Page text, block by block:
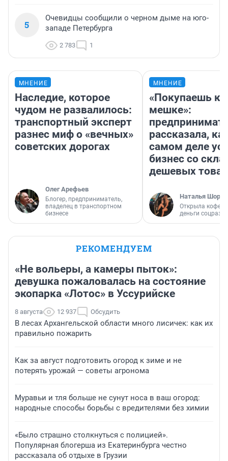
5
Очевидцы сообщили о черном дыме на юго-
западе Петербурга
2 783 1
МНЕНИЕ
Наследие, которое
чудом не развалилось:
транспортный эксперт
разнес миф о «вечных»
советских дорогах
Олег Арефьев
Блогер, предприниматель,
владелец в транспортном
бизнесе
МНЕНИЕ
«Покупаешь
мешке»:
рассказала,
самом деле
бизнес со
дешевых
Наталья
Открыла
деньги
РЕКОМЕНДУЕМ
«Не вольеры, а камеры пыток»:
девушка пожаловалась на состояние
экопарка «Лотос» в Уссурийске
8 августа 12 937 Обсудить
В лесах Архангельской области много лисичек: как их
правильно пожарить
Как за август подготовить огород к зиме и не
потерять урожай — советы агронома
Муравьи и тля больше не сунут носа в ваш огород:
народные способы борьбы с вредителями без химии
«Было страшно столкнуться с полицией».
Популярная блогерша из Екатеринбурга честно
рассказала об отдыхе в Грузии